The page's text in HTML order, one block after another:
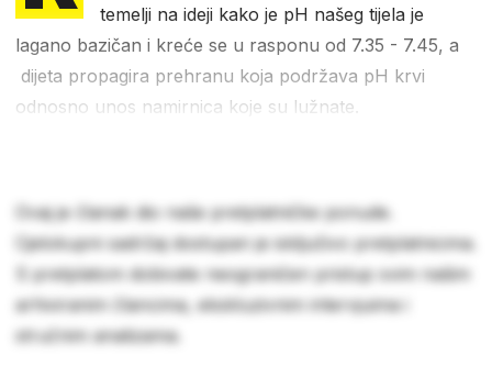
temelji na ideji kako je pH našeg tijela je
lagano bazičan i kreće se u rasponu od 7.35 - 7.45, a
dijeta propagira prehranu koja podržava pH krvi
odnosno unos namirnica koje su lužnate.
Ovaj je članak dio naše pretplatničke ponude.
Cjelokupni sadržaj dostupan je isključivo pretplatnicima.
S pretplatom dobivate neograničen pristup svim našim
arhiviranim člancima, ekskluzivnim intervjuima i
stručnim analizama.